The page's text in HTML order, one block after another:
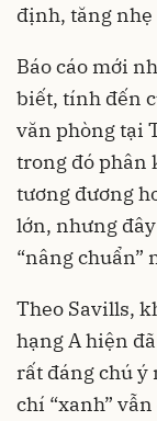
định, tăng nhẹ
Báo cáo mới
biết, tính đến
văn phòng tại
trong đó phân
tương đương
lớn, nhưng
“nâng chuẩn”
Theo Savills,
hạng A hiện
rất đáng chú ý
chí “xanh”